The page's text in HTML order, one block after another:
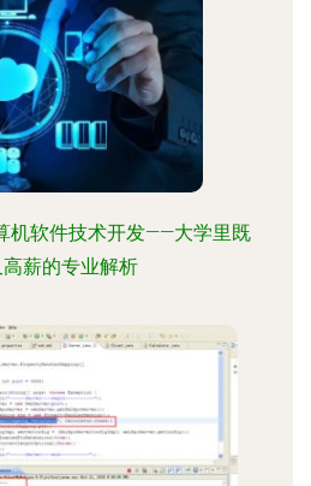
机软件技术开发——大学里既
薪的专业解析